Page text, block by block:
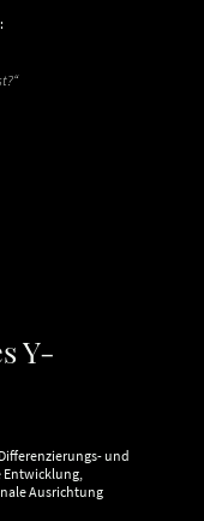
Y-
und
Entwicklung,
Ausrichtung